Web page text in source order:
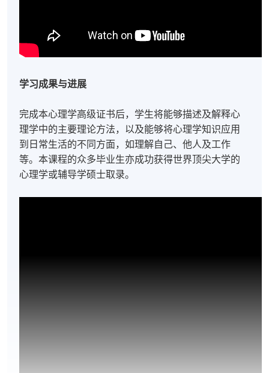
学习成果与进展
完成本心理学高级证书后，学生将能够描述及解释心
理学中的主要理论方法，以及能够将心理学知识应用
到日常生活的不同方面，如理解自己、他人及工作
等。本课程的众多毕业生亦成功获得世界顶尖大学的
心理学或辅导学硕士取录。